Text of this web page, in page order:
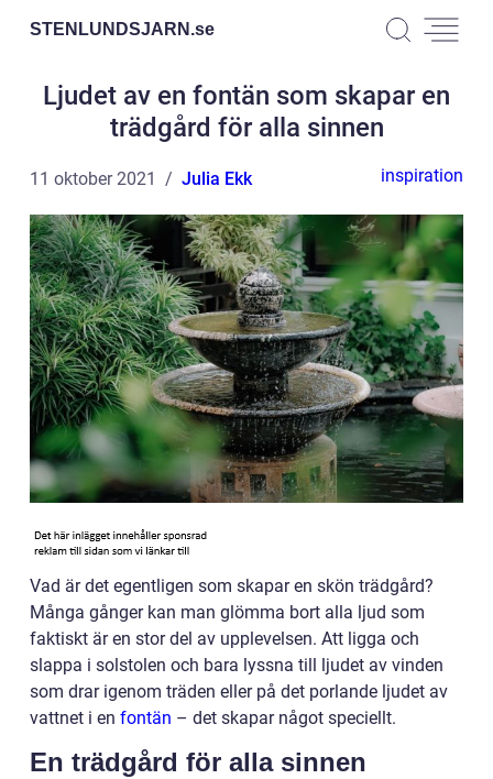
STENLUNDSJARN.se
Ljudet av en fontän som skapar en
trädgård för alla sinnen
11 oktober 2021 Julia Ekk inspiration
Vad är det egentligen som skapar en skön trädgård?
Många gånger kan man glömma bort alla ljud som
faktiskt är en stor del av upplevelsen. Att ligga och
slappa i solstolen och bara lyssna till ljudet av vinden
som drar igenom träden eller på det porlande ljudet av
vattnet i en fontän – det skapar något speciellt.
En trädgård för alla sinnen